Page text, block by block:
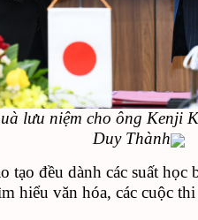
lưu niệm cho ông Kenji
Duy Thành
tạo đều dành các suất
hiểu văn hóa, các cuộc